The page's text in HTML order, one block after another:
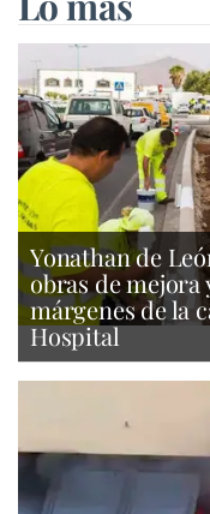
Yonathan de
obras de mejora
márgenes de la
Hospital